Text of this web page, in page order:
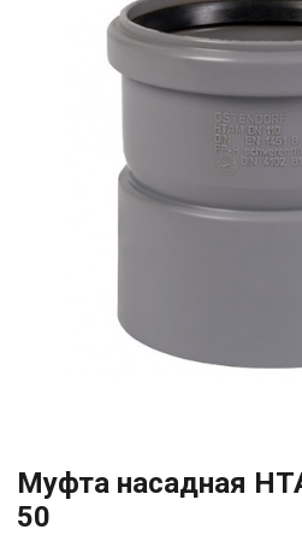
Муфта насадная
50